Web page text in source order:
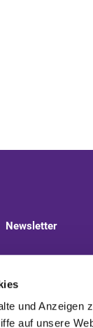
und Anzeigen
auf unsere
Newsletter
8, 13593